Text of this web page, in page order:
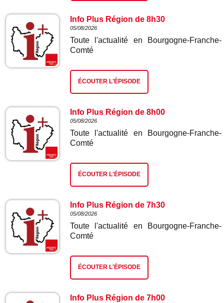
Info Plus Région de 8h30
05/08/2026
Toute l'actualité en Bourgogne-Franche-
Comté
ÉCOUTER L'ÉPISODE
Info Plus Région de 8h00
05/08/2026
Toute l'actualité en Bourgogne-Franche-
Comté
ÉCOUTER L'ÉPISODE
Info Plus Région de 7h30
05/08/2026
Toute l'actualité en Bourgogne-Franche-
Comté
ÉCOUTER L'ÉPISODE
Info Plus Région de 7h00